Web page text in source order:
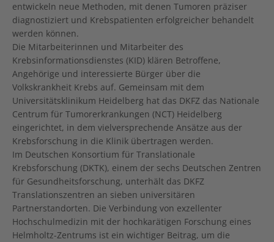
entwickeln neue Methoden, mit denen Tumoren präziser
diagnostiziert und Krebspatienten erfolgreicher behandelt
werden können.
Die Mitarbeiterinnen und Mitarbeiter des
Krebsinformationsdienstes (KID) klären Betroffene,
Angehörige und interessierte Bürger über die
Volkskrankheit Krebs auf. Gemeinsam mit dem
Universitätsklinikum Heidelberg hat das DKFZ das Nationale
Centrum für Tumorerkrankungen (NCT) Heidelberg
eingerichtet, in dem vielversprechende Ansätze aus der
Krebsforschung in die Klinik übertragen werden.
Im Deutschen Konsortium für Translationale
Krebsforschung (DKTK), einem der sechs Deutschen Zentren
für Gesundheitsforschung, unterhält das DKFZ
Translationszentren an sieben universitären
Partnerstandorten. Die Verbindung von exzellenter
Hochschulmedizin mit der hochkarätigen Forschung eines
Helmholtz-Zentrums ist ein wichtiger Beitrag, um die